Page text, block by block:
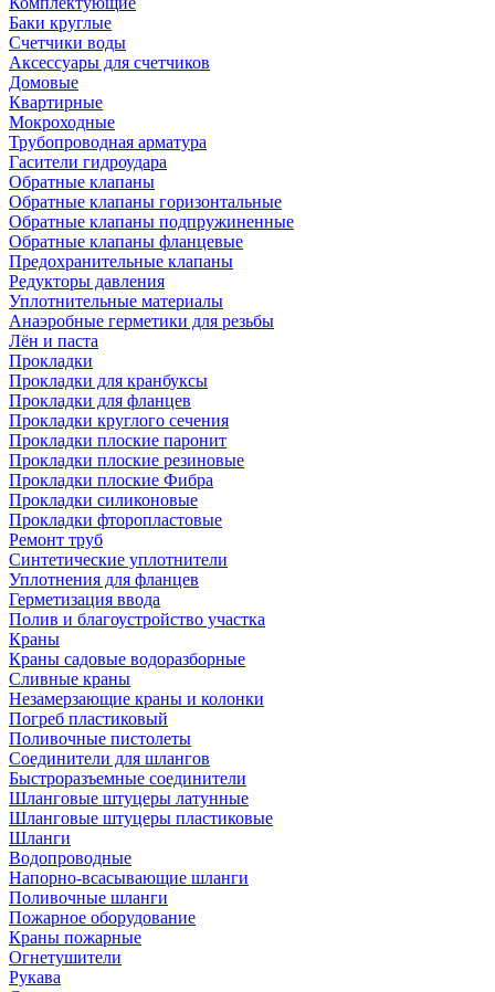
Баки круглые
Счетчики воды
Аксессуары для счетчиков
Домовые
Квартирные
Мокроходные
Трубопроводная арматура
Гасители гидроудара
Обратные клапаны
Обратные клапаны горизонтальные
Обратные клапаны подпружиненные
Обратные клапаны фланцевые
Предохранительные клапаны
Редукторы давления
Уплотнительные материалы
Анаэробные герметики для резьбы
Лён и паста
Прокладки
Прокладки для кранбуксы
Прокладки для фланцев
Прокладки круглого сечения
Прокладки плоские паронит
Прокладки плоские резиновые
Прокладки плоские Фибра
Прокладки силиконовые
Прокладки фторопластовые
Ремонт труб
Синтетические уплотнители
Уплотнения для фланцев
Герметизация ввода
Полив и благоустройство участка
Краны
Краны садовые водоразборные
Сливные краны
Незамерзающие краны и колонки
Погреб пластиковый
Поливочные пистолеты
Соединители для шлангов
Быстроразъемные соединители
Шланговые штуцеры латунные
Шланговые штуцеры пластиковые
Шланги
Водопроводные
Напорно-всасывающие шланги
Поливочные шланги
Пожарное оборудование
Краны пожарные
Огнетушители
Рукава